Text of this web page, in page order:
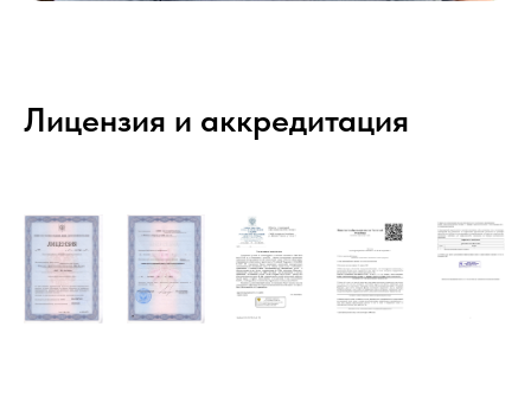
Лицензия и аккредитация